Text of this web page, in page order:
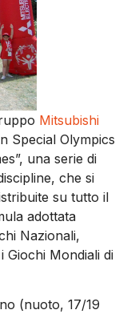
Mitsubishi
Special Olympics
una serie di
che si
su tutto il
adottata
Nazionali,
Giochi Mondiali di
(nuoto, 17/19